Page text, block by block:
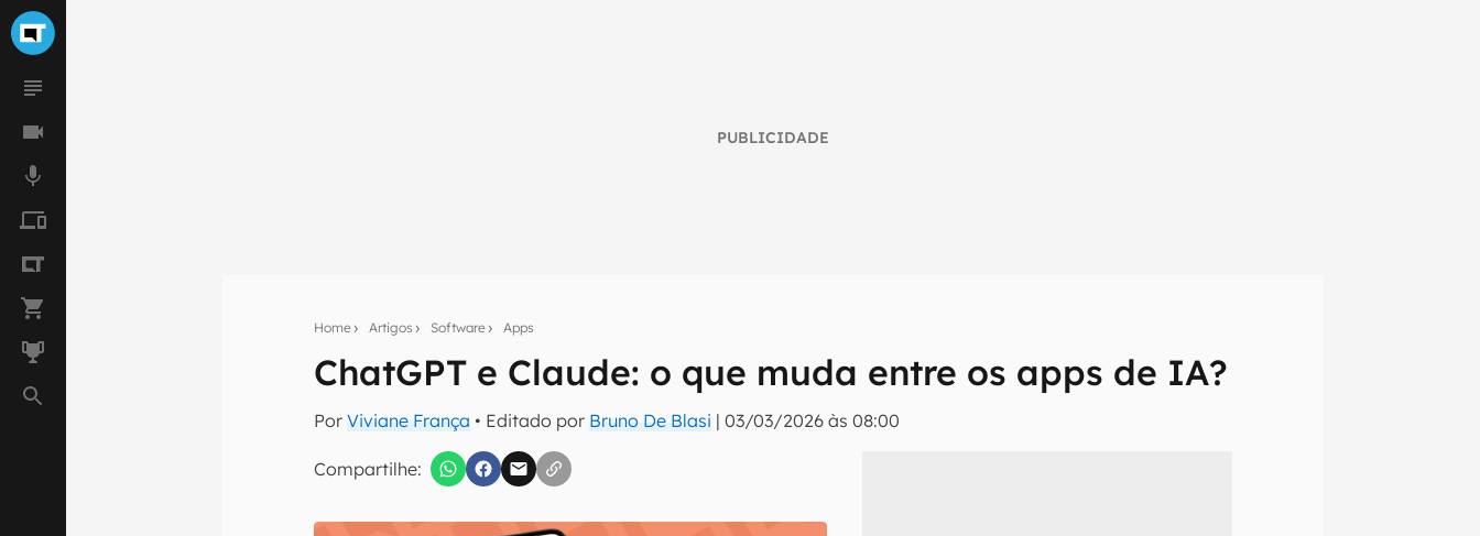
PUBLICIDADE
Home Artigos Software Apps
ChatGPT e Claude: o que muda entre os apps de IA?
PorViviane França • Editado por Bruno De Blasi |03/03/2026 às 08:00
Compartilhe:
Seu resumo inteligente do mundo tech!
Assine a newsletter do Canaltech e receba notícias e reviews sobre tecnologia em primeira